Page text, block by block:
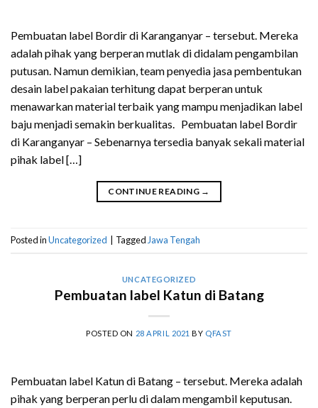
Pembuatan label Bordir di Karanganyar – tersebut. Mereka
adalah pihak yang berperan mutlak di didalam pengambilan
putusan. Namun demikian, team penyedia jasa pembentukan
desain label pakaian terhitung dapat berperan untuk
menawarkan material terbaik yang mampu menjadikan label
baju menjadi semakin berkualitas. Pembuatan label Bordir
di Karanganyar – Sebenarnya tersedia banyak sekali material
pihak label […]
CONTINUE READING →
Posted inUncategorized Tagged Jawa Tengah
UNCATEGORIZED
Pembuatan label Katun di Batang
POSTED ON 28 APRIL 2021 BY QFAST
Pembuatan label Katun di Batang – tersebut. Mereka adalah
pihak yang berperan perlu di dalam mengambil keputusan.